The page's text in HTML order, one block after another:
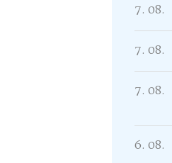
7. 08.
7. 08.
7. 08.
6. 08.